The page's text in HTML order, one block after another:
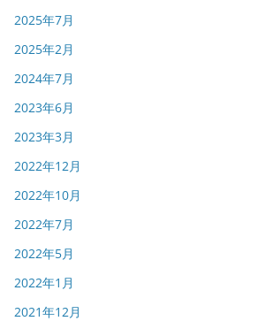
2025年7月
2025年2月
2024年7月
2023年6月
2023年3月
2022年12月
2022年10月
2022年7月
2022年5月
2022年1月
2021年12月